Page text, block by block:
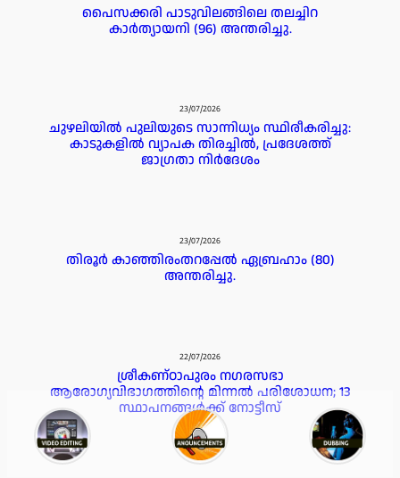
പൈസക്കരി പാടുവിലങ്ങിലെ തലച്ചിറ
കാർത്യായനി (96) അന്തരിച്ചു.
23/07/2026
ചുഴലിയിൽ പുലിയുടെ സാന്നിധ്യം സ്ഥിരീകരിച്ചു:
കാടുകളിൽ വ്യാപക തിരച്ചിൽ, പ്രദേശത്ത്
ജാഗ്രതാ നിർദേശം
23/07/2026
തിരൂർ കാഞ്ഞിരംതറപ്പേൽ ഏബ്രഹാം (80)
അന്തരിച്ചു.
22/07/2026
ശ്രീകണ്ഠാപുരം നഗരസഭാ
ആരോഗ്യവിഭാഗത്തിന്റെ മിന്നൽ പരിശോധന; 13
സ്ഥാപനങ്ങൾക്ക് നോട്ടീസ്